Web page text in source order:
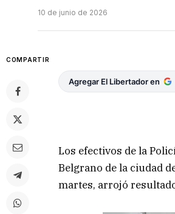
10 de junio de 2026
COMPARTIR
Agregar El Libertador en
Los efectivos de la
Belgrano de la ciudad
martes, arrojó